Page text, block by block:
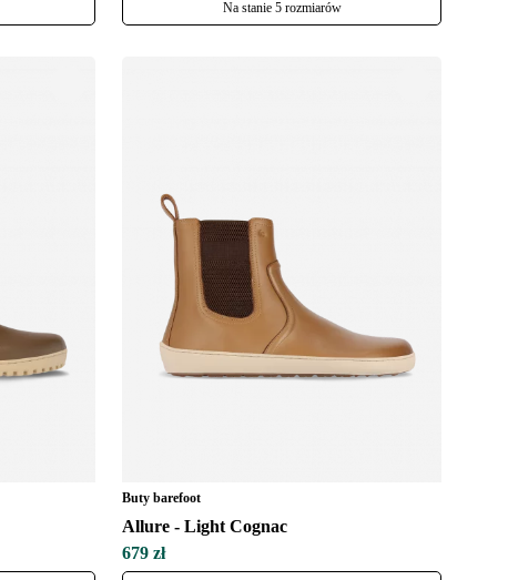
Na stanie 5 rozmiarów
Buty barefoot
Allure - Light Cognac
679 zł